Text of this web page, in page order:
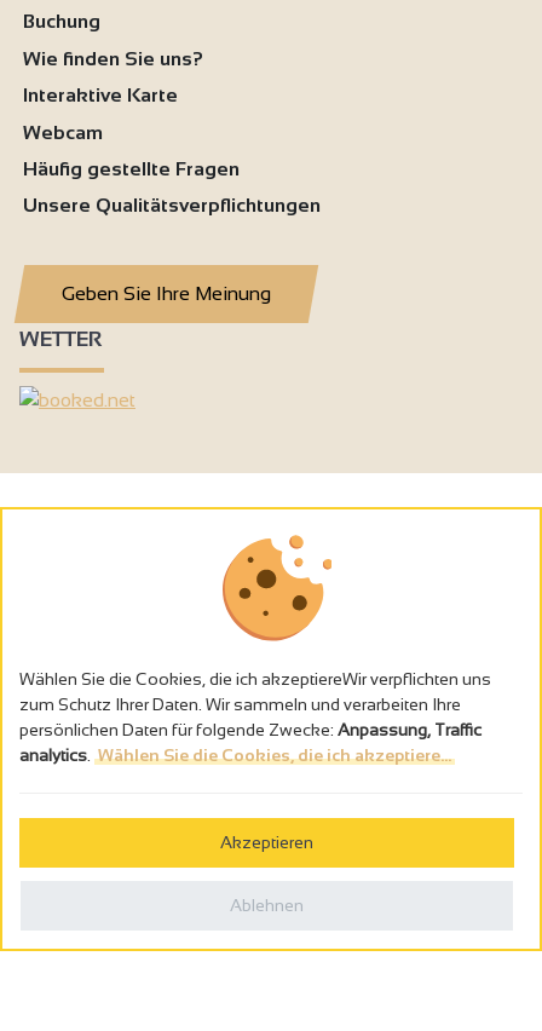
Buchung
Wie finden Sie uns?
Interaktive Karte
Webcam
Häufig gestellte Fragen
Unsere Qualitätsverpflichtungen
Geben Sie Ihre Meinung
WETTER
Alkoholmissbrauch ist gefährlich für die Gesundheit - trinken Sie in
Politique de confidentialité
Wählen Sie die Cookies, die ich akzeptiereWir verpflichten uns
zum Schutz Ihrer Daten. Wir sammeln und verarbeiten Ihre
persönlichen Daten für folgende Zwecke: Anpassung, Traffic
analytics Wählen Sie die Cookies, die ich akzeptiere...
Akzeptieren
Ablehnen